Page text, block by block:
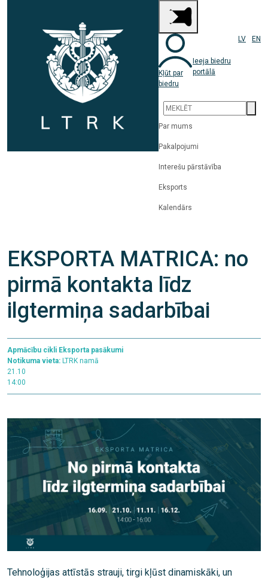
Kļūt par
biedru
Ieeja biedru
portālā
LV EN
Par mums
Pakalpojumi
Interešu pārstāvība
Eksports
Kalendārs
EKSPORTA MATRICA: no
pirmā kontakta līdz
ilgtermiņa sadarbībai
Apmācību cikli Eksporta pasākumi
Notikuma vieta: LTRK namā
21.10
14:00
Tehnoloģijas attīstās strauji, tirgi kļūst dinamiskāki, un